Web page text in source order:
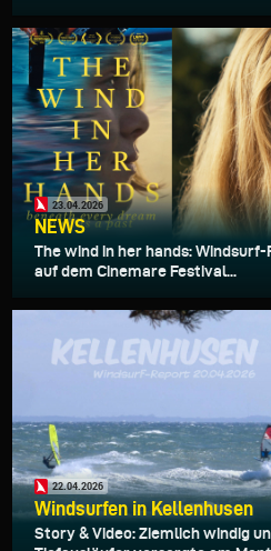
23.04.2026
NEWS
The wind in her hands:
auf dem Cinemare Festival...
22.04.2026
Windsurfen in Kellenhusen
Story & Video: Ziemlich windig